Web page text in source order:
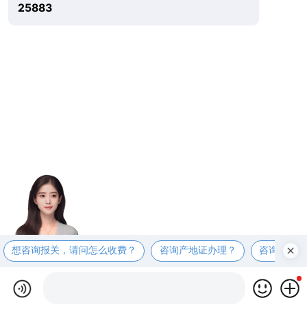
25883
想咨询报关，请问怎么收费？ 咨询产地证办理？ 咨询商检